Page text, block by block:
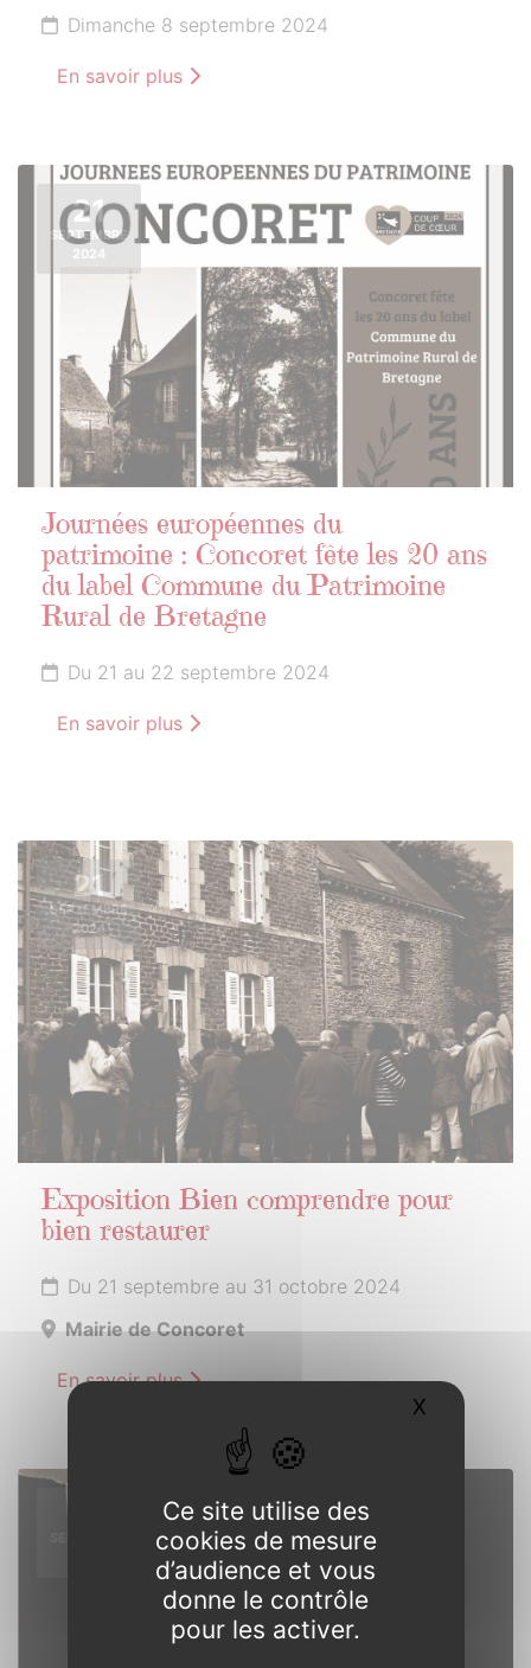
Dimanche 8 septembre 2024
En savoir plus
21
SEPTEMBRE
2024
Journées européennes du
patrimoine : Concoret fête les 20 ans
du label Commune du Patrimoine
Rural de Bretagne
Du 21 au 22 septembre 2024
En savoir plus
21
SEPTEMBRE
2024
Exposition Bien comprendre pour
bien restaurer
Du 21 septembre au 31 octobre 2024
Mairie de Concoret
En savoir plus
Ce site utilise des
cookies de mesure
d’audience et vous
donne le contrôle
pour les activer.
X Masquer